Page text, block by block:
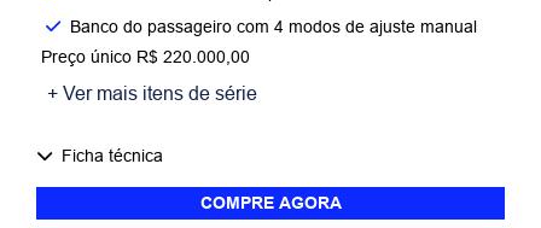
Banco do passageiro com 4 modos de ajuste manual
Preço único R$ 220.000,00
+ Ver mais itens de série
Ficha técnica
COMPRE AGORA